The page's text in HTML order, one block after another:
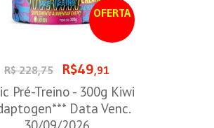
OFERTA
R$ 228,75 R$49,91
Pré-Treino - 300g Kiwi
Data Venc.